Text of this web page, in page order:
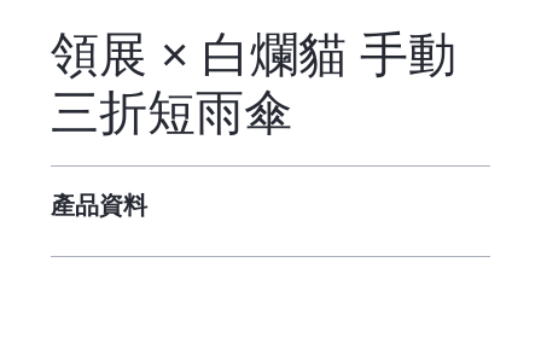
領展 × 白爛貓 手動
三折短雨傘
產品資料